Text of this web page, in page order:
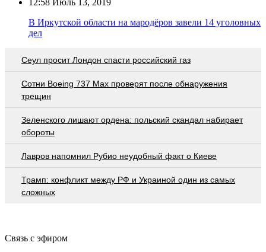
В Иркутской области на мародёров завели 14 уголовных
дел
Сеул просит Лондон спасти российский газ
Сотни Boeing 737 Max проверят после обнаружения
трещин
Зеленского лишают ордена: польский скандал набирает
обороты
Лавров напомнил Рубио неудобный факт о Киеве
Трамп: конфликт между РФ и Украиной один из самых
сложных
Связь с эфиром